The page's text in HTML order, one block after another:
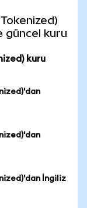
güncel kuru
kuru
İngiliz